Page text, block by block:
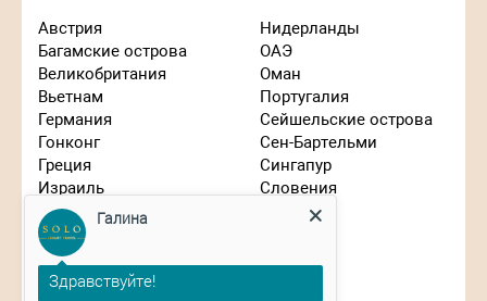
Австрия
Багамские острова
Великобритания
Вьетнам
Германия
Гонконг
Греция
Израиль
Индонезия
Иордания
Испания
Италия
Нидерланды
ОАЭ
Оман
Португалия
Сейшельские острова
Сен-Бартельми
Сингапур
Словения
Галина
Здравствуйте!